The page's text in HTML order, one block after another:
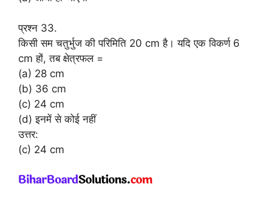
प्रश्न 33.
किसी सम चतुर्भुज की परिमिति 20 cm है। यदि एक विकर्ण 6
cm हों, तब क्षेत्रफल =
(a) 28 cm
(b) 36 cm
(c) 24 cm
(d) इनमें से कोई नहीं
उत्तर:
(c) 24 cm